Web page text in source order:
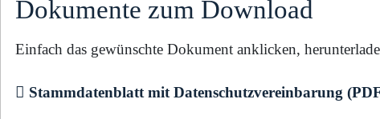
Dokumente zum Download
Einfach das gewünschte Dokument anklicken,
Stammdatenblatt mit Datenschutzvereinbarung